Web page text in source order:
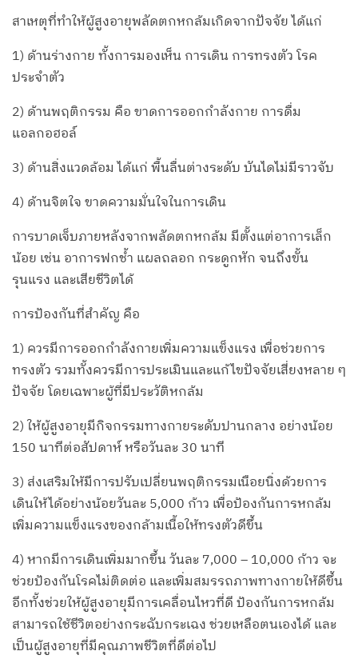
สาเหตุที่ทำให้ผู้สูงอายุพลัดตกหกล้มเกิดจากปัจจัย ได้แก่
1) ด้านร่างกาย ทั้งการมองเห็น การเดิน การทรงตัว โรค
ประจำตัว
2) ด้านพฤติกรรม คือ ขาดการออกกำลังกาย การดื่ม
แอลกอฮอล์
3) ด้านสิ่งแวดล้อม ได้แก่ พื้นลื่นต่างระดับ บันไดไม่มีราวจับ
4) ด้านจิตใจ ขาดความมั่นใจในการเดิน
การบาดเจ็บภายหลังจากพลัดตกหกล้ม มีตั้งแต่อาการเล็ก
น้อย เช่น อาการฟกช้ำ แผลถลอก กระดูกหัก จนถึงขั้น
รุนแรง และเสียชีวิตได้
การป้องกันที่สำคัญ คือ
1) ควรมีการออกกำลังกายเพิ่มความแข็งแรง เพื่อช่วยการ
ทรงตัว รวมทั้งควรมีการประเมินและแก้ไขปัจจัยเสี่ยงหลาย ๆ
ปัจจัย โดยเฉพาะผู้ที่มีประวัติหกล้ม
2) ให้ผู้สูงอายุมีกิจกรรมทางกายระดับปานกลาง อย่างน้อย
150 นาทีต่อสัปดาห์ หรือวันละ 30 นาที
3) ส่งเสริมให้มีการปรับเปลี่ยนพฤติกรรมเนือยนิ่งด้วยการ
เดินให้ได้อย่างน้อยวันละ 5,000 ก้าว เพื่อป้องกันการหกล้ม
เพิ่มความแข็งแรงของกล้ามเนื้อให้ทรงตัวดีขึ้น
4) หากมีการเดินเพิ่มมากขึ้น วันละ 7,000 – 10,000 ก้าว จะ
ช่วยป้องกันโรคไม่ติดต่อ และเพิ่มสมรรถภาพทางกายให้ดีขึ้น
อีกทั้งช่วยให้ผู้สูงอายุมีการเคลื่อนไหวที่ดี ป้องกันการหกล้ม
สามารถใช้ชีวิตอย่างกระฉับกระเฉง ช่วยเหลือตนเองได้ และ
เป็นผู้สูงอายุที่มีคุณภาพชีวิตที่ดีต่อไป